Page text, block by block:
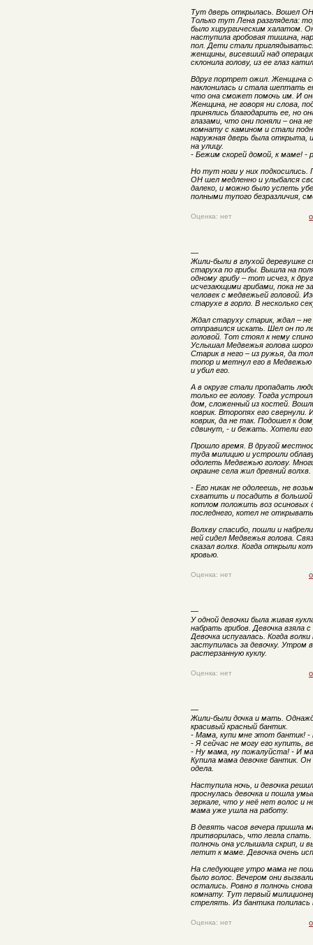
Тут дверь открылась. Вошел
Только тут Лена разглядела:
было хирургическим халатом.
наступила гробовая тишина,
пол. Дети стали
женщины, висевший над
склонила голову, из ее глаз
Вдруг портрет ожил. Женщина
наклонилась и стала шептать
что она сможет помочь им. И
Женщина, не говоря ни слова,
принялись благодарить ее, но
глазами, что они поняли – она
комнату с камином и стали
наружная дверь была открыта,
на улицу.
- Бежим скорей домой, к маме! -
Но тут ноги у них подкосились.
ОН шел медленно и улыбался
далеко, и можно было успеть
полными тупого безразличия,
Оценка: нет
—
Жили-были в глухой деревушке
старуха по грибы. Вышла на
одному грибу – тот исчез, к
исчезающими грибами, пока не
человек с медвежьей головой.
старухе в горло. В несколько
Ждал старуху старик, ждал –
отправился искать. Шел он по
головой. Тот стоял к нему
Услышал Медвежья голова
Старик в него – из ружья, да
топор и метнул его в Медвежью
и убил его.
А в округе стали пропадать
только ее голову. Тогда
дом, сложенный из костей.
коврик. Второпях его
коврик, да не так. Подошел к
сдвинут, - и бежать. Хотели
Прошло время. В другой
туда милицию и устроили
одолеть Медвежью голову.
окраине села жил древний
- Его никак не одолеешь, не
схватить и посадить в
котлом положить воз осиновых
последнего, котел не
Волхву спасибо, пошли и
ней сидел Медвежья голова.
сказал волхв. Когда открыли
кровью.
Оценка: нет
—
У одной девочки была живая
набрать грибов. Девочка взяла
Девочка испугалась. Когда
заступилась за девочку. Утром
растерзанную куклу.
Оценка: нет
—
Жили-были дочка и мать.
красивый красный бантик.
- Мама, купи мне этот бантик! -
- Я сейчас не могу его купить,
- Ну мама, ну пожалуйста! - И
Купила мама девочке бантик.
одела.
Наступила ночь, и девочка
проснулась девочка и пошла
зеркале, что у неё нет волос и
мама уже ушла на работу.
В девять часов вечера пришла
притворилась, что легла
полночь она услышала скрип, и
летит к маме. Девочка очень
На следующее утро мама не
было волос. Вечером они
остались. Ровно в полночь
комнату. Тут первый
стрелять. Из бантика полилась
Оценка: нет